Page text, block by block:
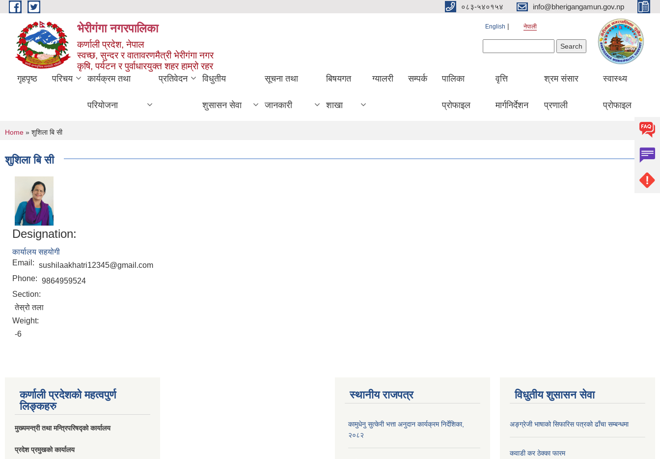
Skip to main content ०८३-५४०१५४ info@bherigangamun.gov.np
भेरीगंगा नगरपालिका
कर्णाली प्रदेश, नेपाल
स्वच्छ, सुन्दर र वातावरणमैत्री भेरीगंगा नगर
कृषि, पर्यटन र पुर्वाधारयुक्त शहर हाम्रो रहर
English नेपाली
गृहपृष्ठ परिचय कार्यक्रम तथा
परियोजना
प्रतिवेदन विधुतीय
शुसासन सेवा
सूचना तथा
जानकारी
बिषयगत
शाखा
ग्यालरी सम्पर्क पालिका
प्रोफाइल
वृत्ति
मार्गनिर्देशन
श्रम संसार
प्रणाली
स्वास्थ्य
प्रोफाइल
You are here
Home » शुशिला बि सी
शुशिला बि सी
Designation:
कार्यालय सहयोगी
Email: sushilaakhatri12345@gmail.com
Phone: 9864959524
Section:
तेस्रो तला
Weight:
-6
कर्णाली प्रदेशको महत्वपुर्ण
लिङ्कहरु
मुख्यमन्त्री तथा मन्त्रिपरिषद्को कार्यालय
प्रदेश प्रमुखको कार्यालय
स्थानीय राजपत्र
कामुधेनु सुत्केरी भत्ता अनुदान कार्यक्रम निर्देशिका,
२०८२
विधुतीय शुसासन सेवा
अङ्ग्रेजी भाषाको सिफारिस पत्रको ढाँचा सम्बन्धमा
कवाडी कर ठेक्का फारम